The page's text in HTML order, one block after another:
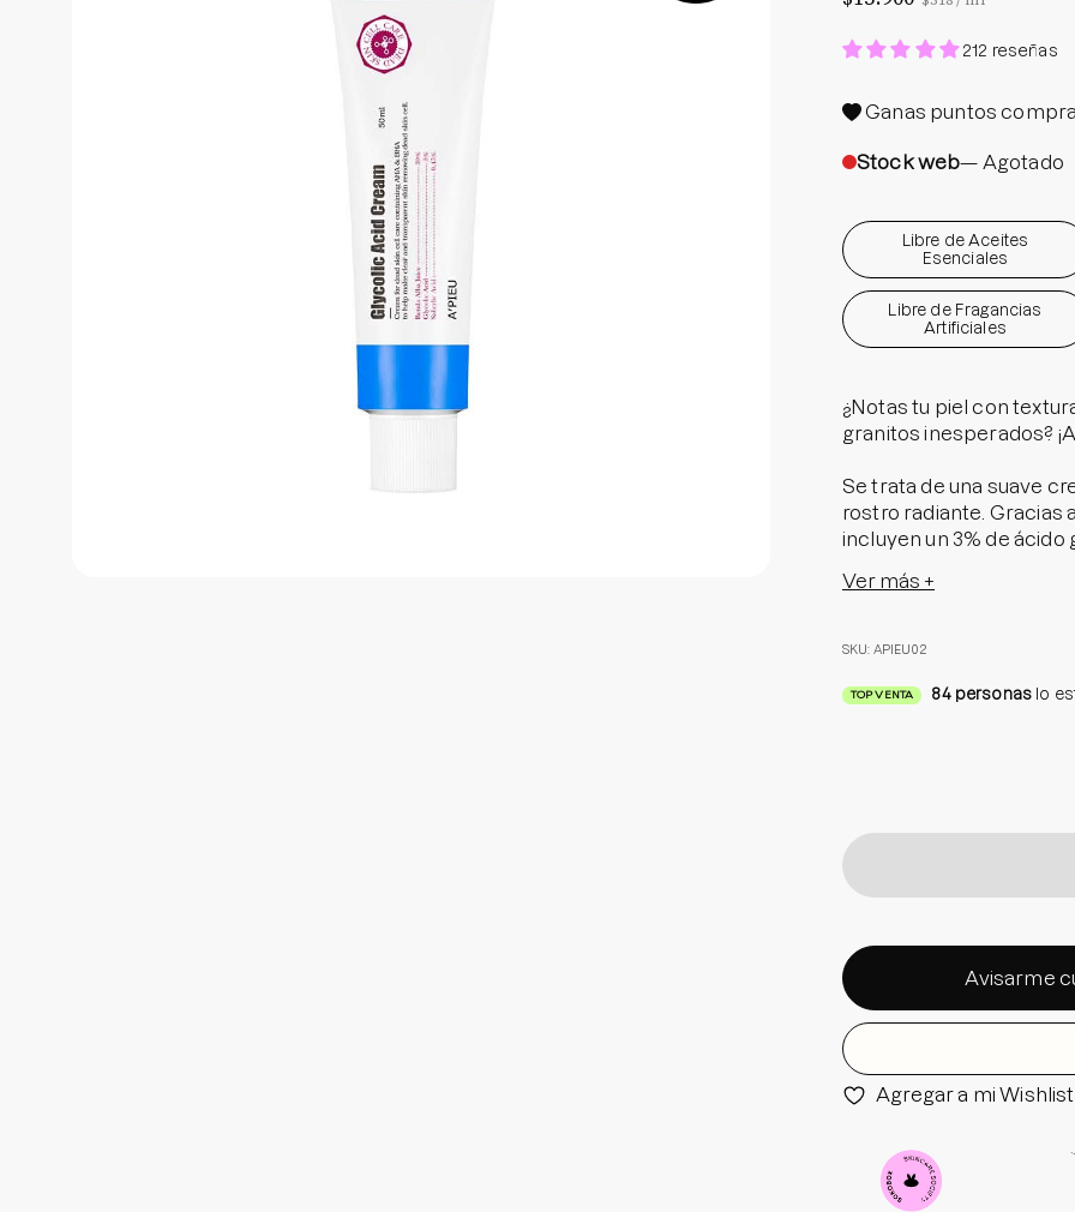
Protector
Parche
Parches
212 reseñas
Ganas puntos
Stock web— Agotado
Libre de Aceites
Esenciales
Libre de Fragancias
Artificiales
¿Notas tu piel con
granitos inesperados?
Se trata de una suave
rostro radiante. Gracias
incluyen un 3% de ácido
a tu piel en cada
Ver más +
SKU: APIEU02
TOP VENTA 84personas lo
Avisarme
Agregar a mi Wishlist